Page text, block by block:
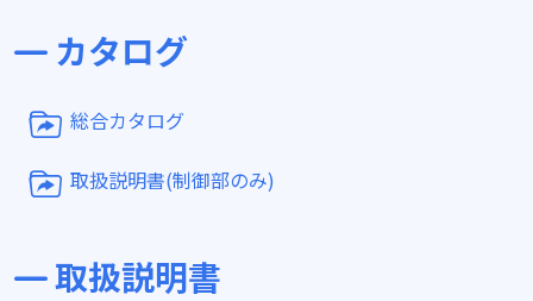
カタログ
総合カタログ
取扱説明書(制御部のみ)
取扱説明書